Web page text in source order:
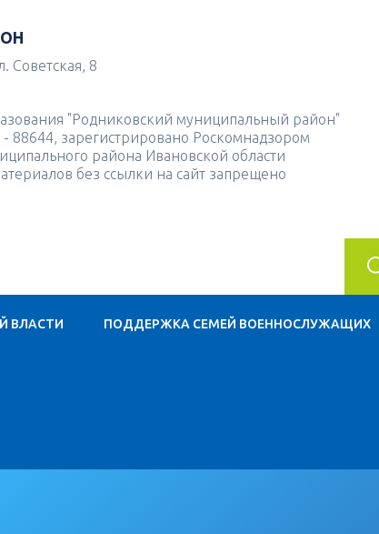
Советская, 8
"Родниковский муниципальный район"
88644, зарегистрировано Роскомнадзором
района Ивановской области
без ссылки на сайт запрещено
ВЛАСТИ ПОДДЕРЖКА СЕМЕЙ ВОЕННОСЛУЖАЩИХ